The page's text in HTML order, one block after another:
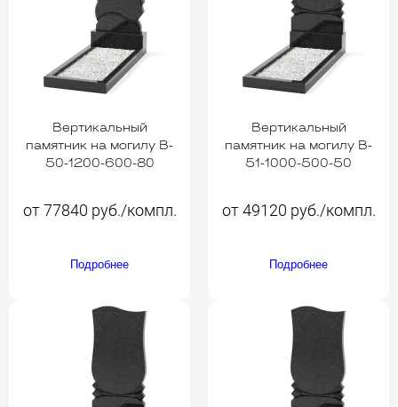
Вертикальный
памятник на могилу B-
50-1200-600-80
от 77840 руб./компл.
Подробнее
Вертикальный
памятник на могилу B-
51-1000-500-50
от 49120 руб./компл.
Подробнее